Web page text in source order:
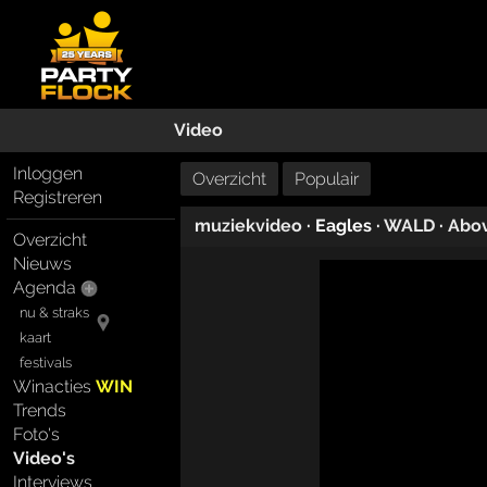
Video
Inloggen
Registreren
Overzicht
Nieuws
Agenda
nu & straks
kaart
festivals
WinactiesWIN
Trends
Foto's
Video's
Interviews
Overzicht Populair
muziekvideo· Eagles · WALD·